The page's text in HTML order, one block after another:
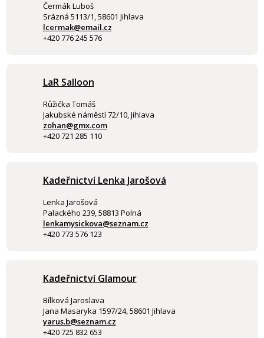
Čermák Luboš
Srázná 5113/1, 58601 Jihlava
lcermak@email.cz
+420 776 245 576
LaR Salloon
Růžička Tomáš
Jakubské náměstí 72/10, Jihlava
zohan@gmx.com
+420 721 285 110
Kadeřnictví Lenka Jarošová
Lenka Jarošová
Palackého 239, 58813 Polná
lenkamysickova@seznam.cz
+420 773 576 123
Kadeřnictví Glamour
Bílková Jaroslava
Jana Masaryka 1597/24, 58601 Jihlava
yarus.b@seznam.cz
+420 725 832 653